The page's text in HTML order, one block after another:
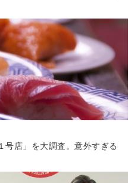
号店」を大調査。意外すぎる